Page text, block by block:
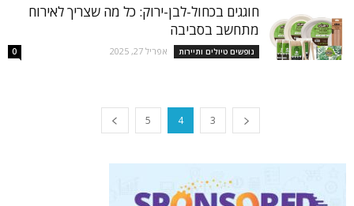
חוגגים בכחול-לבן-ירוק: כל מה שצריך לאירוח
מתחשב בסביבה
נופשים טיולים ותיירות אפריל 27, 2025 0
3
4
5